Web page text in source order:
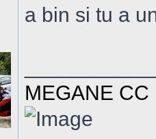
a bin si tu a
MEGANE